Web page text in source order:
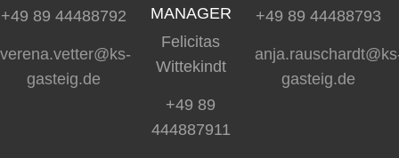
+49 89 44488792
verena.vetter@ks-
gasteig.de
MANAGER
Felicitas
Wittekindt
+49 89
444887911
+49 89 44488793
gasteig.de